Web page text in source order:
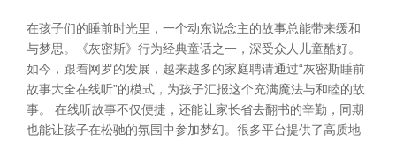
在孩子们的睡前时光里，一个动东说念主的故事总能带来缓和
与梦思。《灰密斯》行为经典童话之一，深受众人儿童酷好。
如今，跟着网罗的发展，越来越多的家庭聘请通过“灰密斯睡前
故事大全在线听”的模式，为孩子汇报这个充满魔法与和睦的故
事。 在线听故事不仅便捷，还能让家长省去翻书的辛勤，同期
也能让孩子在松驰的氛围中参加梦幻。很多平台提供了高质地